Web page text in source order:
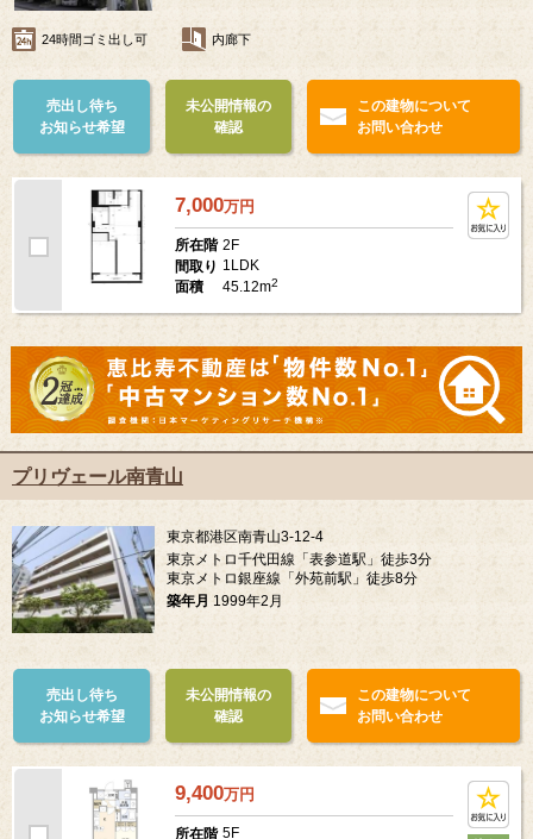
24時間ゴミ出し可 内廊下
売出し待ち
お知らせ希望
未公開情報の
確認
この建物について
お問い合わせ
7,000万円
所在階 2F
間取り 1LDK
面積
45.12m2
プリヴェール南青山
東京都港区南青山3-12-4
東京メトロ千代田線「表参道駅」徒歩3分
東京メトロ銀座線「外苑前駅」徒歩8分
築年月 1999年2月
売出し待ち
お知らせ希望
未公開情報の
確認
この建物について
お問い合わせ
9,400万円
所在階 5F